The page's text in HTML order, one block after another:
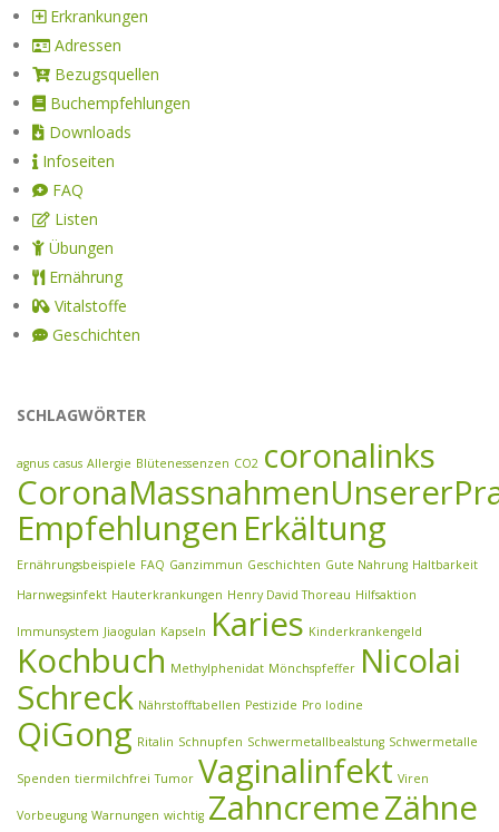
Erkrankungen
Adressen
Bezugsquellen
Buchempfehlungen
Downloads
Infoseiten
FAQ
Listen
Übungen
Ernährung
Vitalstoffe
Geschichten
SCHLAGWÖRTER
agnus casus Allergie Blütenessenzen CO2 coronalinks
Empfehlungen Erkältung
Ernährungsbeispiele FAQ Ganzimmun Geschichten Gute Nahrung Haltbarkeit
Harnwegsinfekt Hauterkrankungen Henry David Thoreau Hilfsaktion
Immunsystem Jiaogulan Kapseln Karies Kinderkrankengeld
Kochbuch Methylphenidat Mönchspfeffer Nicolai
Schreck Nährstofftabellen Pestizide Pro Iodine
QiGong Ritalin Schnupfen Schwermetallbealstung Schwermetalle
Spenden tiermilchfrei Tumor Vaginalinfekt Viren
Vorbeugung Warnungen wichtig ZahncremeZähne